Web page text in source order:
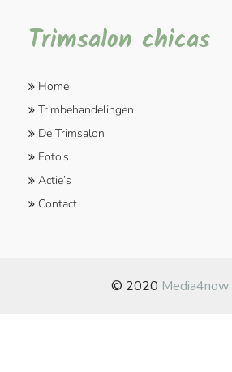
Trimsalon chicas
Home
Trimbehandelingen
De Trimsalon
Foto’s
Actie’s
Contact
© 2020 Media4now